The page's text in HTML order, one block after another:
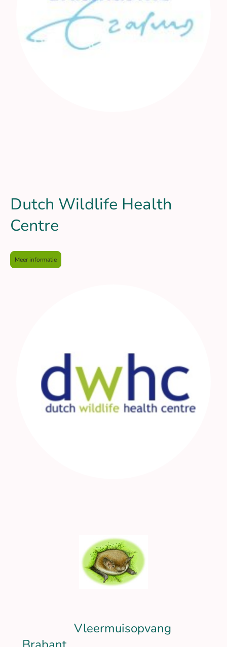
Dutch Wildlife Health
Centre
Meer informatie
Vleermuisopvang